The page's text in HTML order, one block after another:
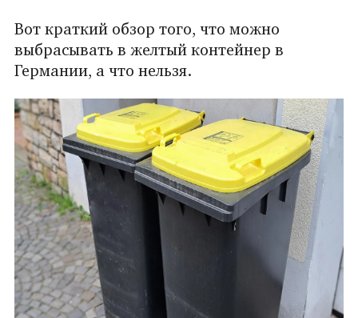
Вот краткий обзор того, что можно
выбрасывать в желтый контейнер в
Германии, а что нельзя.